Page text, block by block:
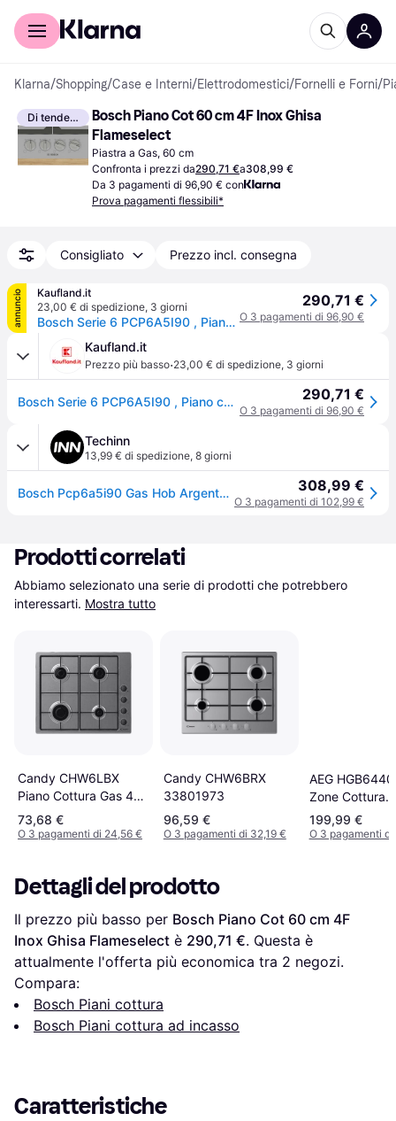
Per il tuo shopping
Klarna/Shopping/Case e Interni/Elettrodomestici/Fornelli e Forni/
Di tendenza
Bosch Piano Cot 60 cm 4F Inox Ghisa
Flameselect
Piastra a Gas, 60 cm
Confronta i prezzi da290,71 €a308,99 €
Da 3 pagamenti di 96,90 € con
Prova pagamenti flessibili*
Consigliato Prezzo incl. consegna
annuncio
Kaufland.it
23,00 € di spedizione, 3 giorni
Bosch Serie 6 PCP6A5I90 , Piano cottura a gas, 60 cm, Acciaio inox
290,71 €
O 3 pagamenti di 96,90 €
Kaufland.it
Prezzo più basso·23,00 € di spedizione, 3 giorni
Bosch Serie 6 PCP6A5I90 , Piano cottura a gas, 60 cm, Acciaio inox 290,71 €
O 3 pagamenti di 96,90 €
Techinn
13,99 € di spedizione, 8 giorni
Bosch Pcp6a5i90 Gas Hob Argento One Size / EU Plug 220V 308,99 €
O 3 pagamenti di 102,99 €
Prodotti correlati
Abbiamo selezionato una serie di prodotti che potrebbero
interessarti. Mostra tutto
Candy CHW6LBX
Piano Cottura Gas 4
Zone 60 cm
73,68 €
O 3 pagamenti di 24,56 €
Candy CHW6BRX
33801973
96,59 €
O 3 pagamenti di 32,19 €
AEG
Zone Cottura
594x510 mm
199,99 €
O 3 pagamenti di
Dettagli del prodotto
Il prezzo più basso per Bosch Piano Cot 60 cm 4F
Inox Ghisa Flameselect è 290,71 €. Questa è
attualmente l'offerta più economica tra 2 negozi.
Compara:
Bosch Piani cottura
Bosch Piani cottura ad incasso
Caratteristiche